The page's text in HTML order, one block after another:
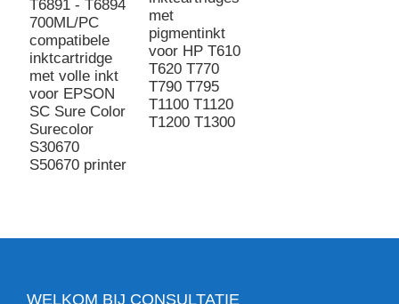
T6891 - T6894
700ML/PC
compatibele
inktcartridge
met volle inkt
voor EPSON
SC Sure Color
Surecolor
S30670
S50670 printer
met
pigmentinkt
voor HP T610
T620 T770
T790 T795
T1100 T1120
T1200 T1300
WELKOM BIJ CONSULTATIE